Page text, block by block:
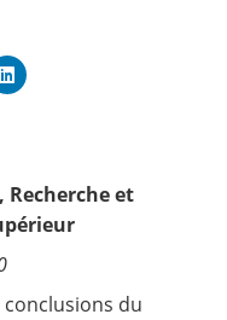
Recherche et
conclusions du